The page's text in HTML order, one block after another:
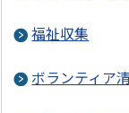
福祉収集
ボランティア